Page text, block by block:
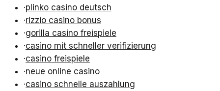
·plinko casino deutsch
·rizzio casino bonus
·gorilla casino freispiele
·casino mit schneller verifizierung
·casino freispiele
·neue online casino
·casino schnelle auszahlung